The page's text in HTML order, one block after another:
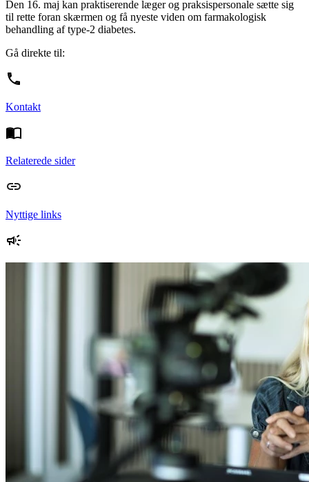
Den 16. maj kan praktiserende læger og praksispersonale sætte sig
til rette foran skærmen og få nyeste viden om farmakologisk
behandling af type-2 diabetes.
Gå direkte til:
Kontakt
Relaterede sider
Nyttige links